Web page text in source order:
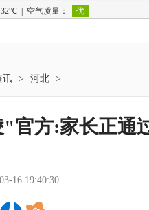
讯 > 河北 >
官方:家长正通
16 19:40:30